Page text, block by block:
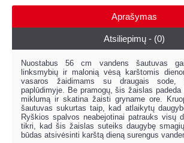
Aprašymas
Atsiliepimų - (0)
Nuostabus 56 cm vandens šautuvas
linksmybių ir malonią vėsą karštomis
vasaros žaidimams su draugais
paplūdimyje. Be pramogų, šis žaislas
miklumą ir skatina žaisti gryname ore.
šautuvas sukurtas taip, kad atlaikytų
Ryškios spalvos neabejotinai patrauks visų
tikri, kad šis žaislas suteiks daugybę
būdas atsivėsinti karštą dieną surengus